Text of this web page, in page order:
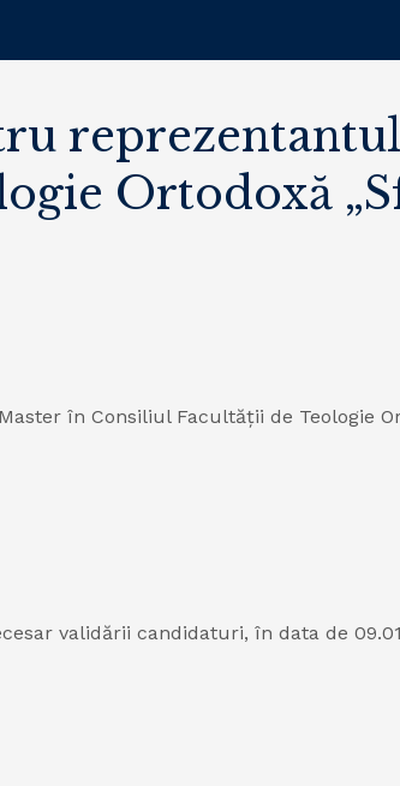
Ortodoxă
în Consiliul Facultății de Teologie
validării candidaturi, în data de